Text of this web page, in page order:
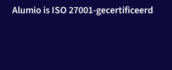
Alumio is ISO 27001-gecertificeerd